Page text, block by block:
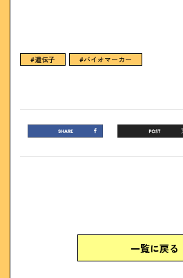
#遺伝子 #バイオマーカー
一覧に戻る